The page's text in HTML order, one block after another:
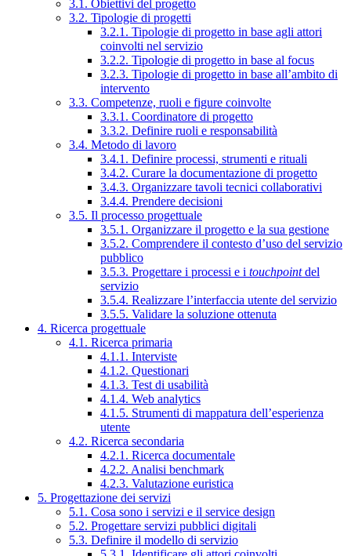
3.1. Obiettivi del progetto
3.2. Tipologie di progetti
3.2.1. Tipologie di progetto in base agli attori
coinvolti nel servizio
3.2.2. Tipologie di progetto in base al focus
3.2.3. Tipologie di progetto in base all’ambito di
intervento
3.3. Competenze, ruoli e figure coinvolte
3.3.1. Coordinatore di progetto
3.3.2. Definire ruoli e responsabilità
3.4. Metodo di lavoro
3.4.1. Definire processi, strumenti e rituali
3.4.2. Curare la documentazione di progetto
3.4.3. Organizzare tavoli tecnici collaborativi
3.4.4. Prendere decisioni
3.5. Il processo progettuale
3.5.1. Organizzare il progetto e la sua gestione
3.5.2. Comprendere il contesto d’uso del servizio
pubblico
3.5.3. Progettare i processi e i touchpointdel
servizio
3.5.4. Realizzare l’interfaccia utente del servizio
3.5.5. Validare la soluzione ottenuta
4. Ricerca progettuale
4.1. Ricerca primaria
4.1.1. Interviste
4.1.2. Questionari
4.1.3. Test di usabilità
4.1.4. Web analytics
4.1.5. Strumenti di mappatura dell’esperienza
utente
4.2. Ricerca secondaria
4.2.1. Ricerca documentale
4.2.2. Analisi benchmark
4.2.3. Valutazione euristica
5. Progettazione dei servizi
5.1. Cosa sono i servizi e il service design
5.2. Progettare servizi pubblici digitali
5.3. Definire il modello di servizio